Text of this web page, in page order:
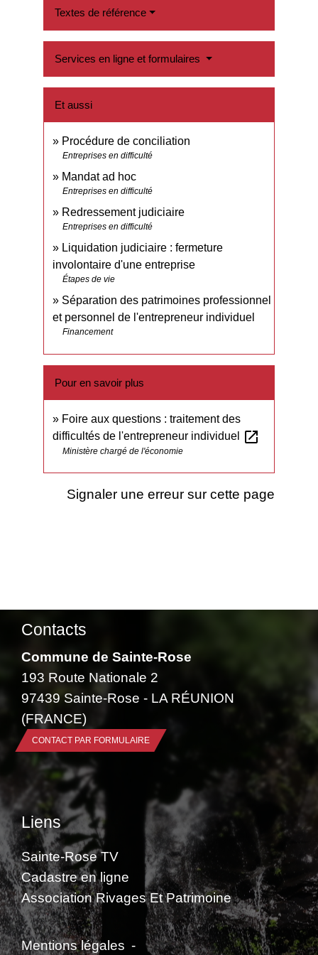
Textes de référence
Services en ligne et formulaires
Et aussi
Procédure de conciliation
Entreprises en difficulté
Mandat ad hoc
Entreprises en difficulté
Redressement judiciaire
Entreprises en difficulté
Liquidation judiciaire : fermeture
involontaire d'une entreprise
Étapes de vie
Séparation des patrimoines professionnel
et personnel de l'entrepreneur individuel
Financement
Pour en savoir plus
Foire aux questions : traitement des
difficultés de l'entrepreneur individuel
open_in_new
Ministère chargé de l'économie
Signaler une erreur sur cette page
Contacts
Commune de Sainte-Rose
193 Route Nationale 2
97439 Sainte-Rose - LA RÉUNION
(FRANCE)
CONTACT PAR FORMULAIRE
Liens
Sainte-Rose TV
Cadastre en ligne
Association Rivages Et Patrimoine
Mentions légales -